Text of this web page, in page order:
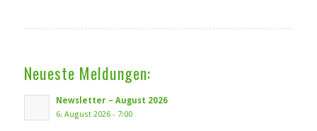
Neueste Meldungen:
Newsletter – August 2026
6. August 2026 - 7:00